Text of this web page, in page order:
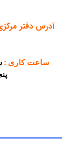
آدرس دفتر
ساعت کاری :